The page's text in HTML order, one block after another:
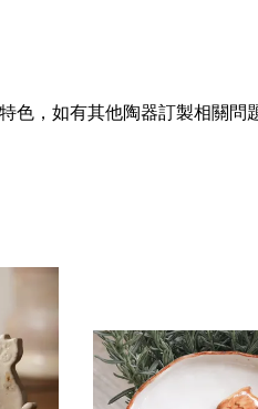
色，如有其他陶器訂製相關問